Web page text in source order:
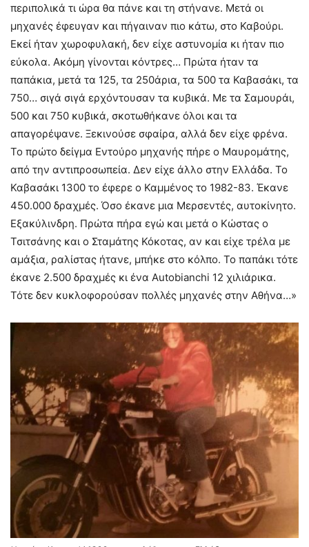
περιπολικά τι ώρα θα πάνε και τη στήνανε. Μετά οι
μηχανές έφευγαν και πήγαιναν πιο κάτω, στο Καβούρι.
Εκεί ήταν χωροφυλακή, δεν είχε αστυνομία κι ήταν πιο
εύκολα. Ακόμη γίνονται κόντρες… Πρώτα ήταν τα
παπάκια, μετά τα 125, τα 250άρια, τα 500 τα Καβασάκι, τα
750… σιγά σιγά ερχόντουσαν τα κυβικά. Με τα Σαμουράι,
500 και 750 κυβικά, σκοτωθήκανε όλοι και τα
απαγορέψανε. Ξεκινούσε σφαίρα, αλλά δεν είχε φρένα.
Το πρώτο δείγμα Εντούρο μηχανής πήρε ο Μαυρομάτης,
από την αντιπροσωπεία. Δεν είχε άλλο στην Ελλάδα. Το
Καβασάκι 1300 το έφερε ο Καμμένος το 1982-83. Έκανε
450.000 δραχμές. Όσο έκανε μια Μερσεντές, αυτοκίνητο.
Εξακύλινδρη. Πρώτα πήρα εγώ και μετά ο Κώστας ο
Τσιτσάνης και ο Σταμάτης Κόκοτας, αν και είχε τρέλα με
αμάξια, ραλίστας ήτανε, μπήκε στο κόλπο. Το παπάκι τότε
έκανε 2.500 δραχμές κι ένα Autobianchi 12 χιλιάρικα.
Τότε δεν κυκλοφορούσαν πολλές μηχανές στην Αθήνα…»